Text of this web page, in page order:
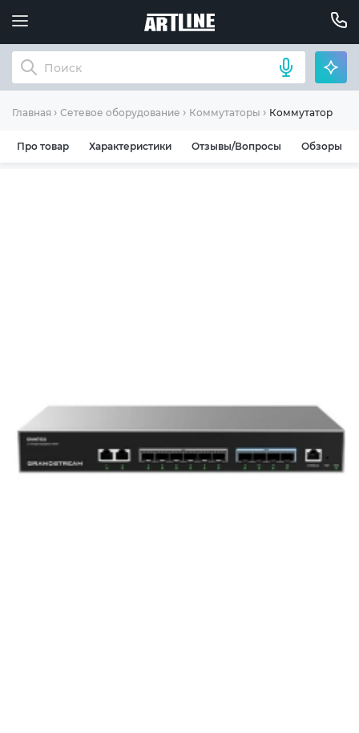
Главная Сетевое оборудование Коммутаторы Коммутатор
Про товар Характеристики Отзывы/Вопросы Обзоры